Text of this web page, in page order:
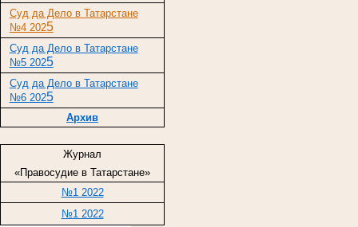
Суд да Дело в Татарстане
№4 2025
Суд да Дело в Татарстане
№5 2025
Суд да Дело в Татарстане
№6 2025
Архив
Журнал
«Правосудие в Татарстане»
№1 2022
№1 2022